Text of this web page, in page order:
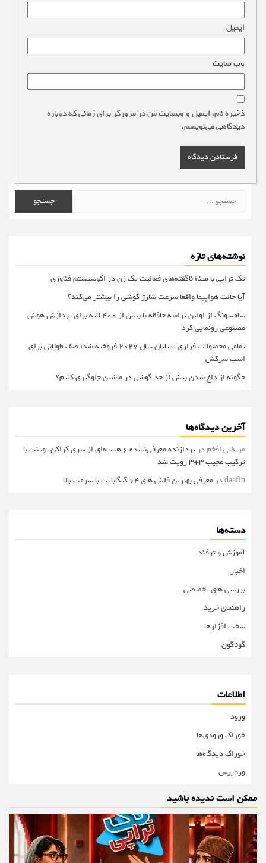
ایمیل
وب‌ سایت
ذخیره نام، ایمیل و وبسایت من در مرورگر برای زمانی که دوباره
دیدگاهی می‌نویسم.
برای:
نوشته‌های تازه
تک تراپی با مینا؛ ناگفته‌های فعالیت یک زن در اکوسیستم فناوری
آیا حالت هواپیما واقعا سرعت شارژ گوشی را بیشتر می‌کند؟
سامسونگ از اولین تراشه حافظه با بیش از ۴۰۰ لایه برای پردازش هوش
مصنوعی رونمایی کرد
تمامی محصولات فراری تا پایان سال ۲۰۲۷ فروخته شد؛ صف طولانی برای
اسب سرکش
چگونه از داغ شدن بیش از حد گوشی در ماشین جلوگیری کنیم؟
آخرین دیدگاه‌ها
مرتضی افخمدر
پردازنده معرفی‌نشده 6 هسته‌ای از سری کراکن پوینت با
ترکیب عجیب 3+3 رویت شد
daafinدر معرفی بهترین فلش های 64 گیگابایت با سرعت بالا
دسته‌ها
آموزش و ترفند
اخبار
بررسی های تخصصی
راهنمای خرید
سخت افزارها
گوناگون
اطلاعات
ورود
خوراک ورودی‌ها
خوراک دیدگاه‌ها
وردپرس
ممکن است ندیده باشید